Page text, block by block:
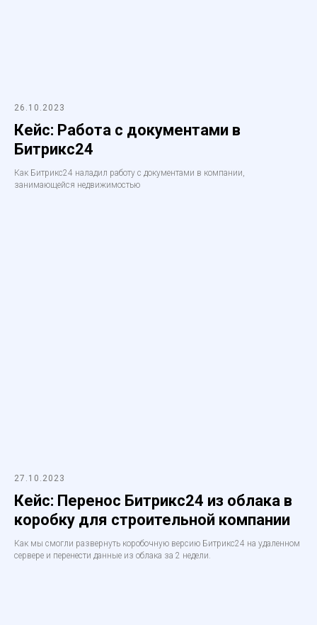
26.10.2023
Кейс: Работа с документами в
Битрикс24
Как Битрикс24 наладил работу с документами в компании,
занимающейся недвижимостью
27.10.2023
Кейс: Перенос Битрикс24 из облака в
коробку для строительной компании
Как мы смогли развернуть коробочную версию Битрикс24 на удаленном
сервере и перенести данные из облака за 2 недели.